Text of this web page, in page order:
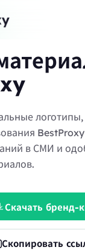
в СМИ и
Скачать бренд-
Скопировать